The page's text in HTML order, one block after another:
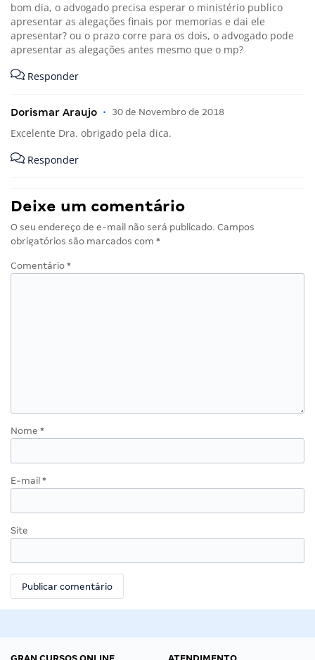
bom dia, o advogado precisa esperar o ministério publico
apresentar as alegações finais por memorias e dai ele
apresentar? ou o prazo corre para os dois, o advogado pode
apresentar as alegações antes mesmo que o mp?
Responder
Dorismar Araujo • 30 de Novembro de 2018
Excelente Dra. obrigado pela dica.
Responder
Deixe um comentário
O seu endereço de e-mail não será publicado. Campos
obrigatórios são marcados com *
Comentário *
Nome *
E-mail *
Site